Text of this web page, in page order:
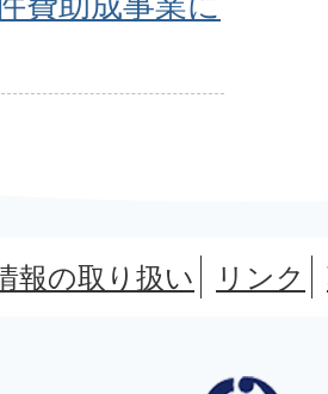
報の取り扱い リンク